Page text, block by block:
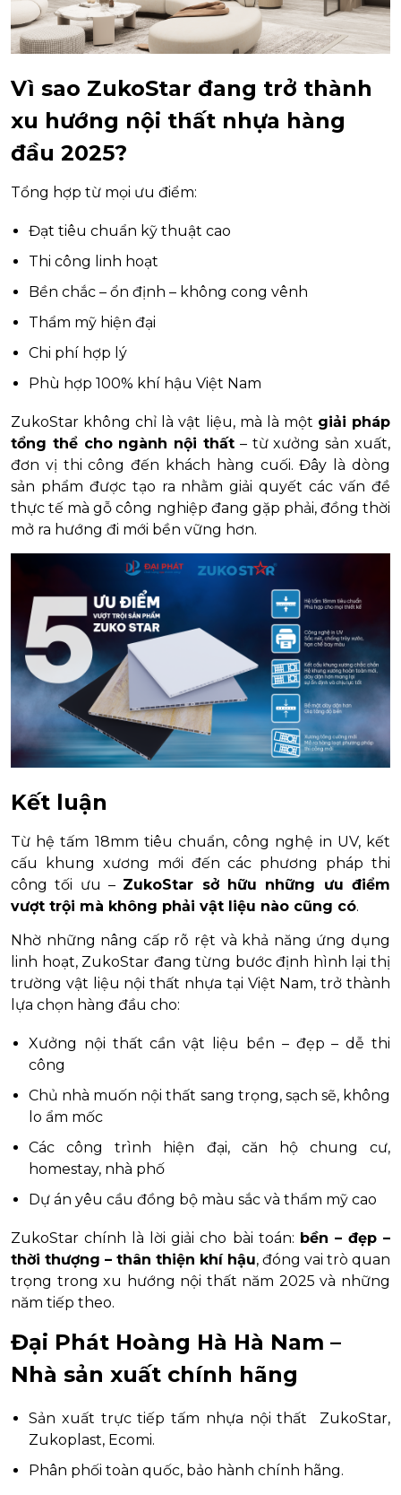
Vì sao ZukoStar đang trở thành
xu hướng nội thất nhựa hàng
đầu 2025?
Tổng hợp từ mọi ưu điểm:
Đạt tiêu chuẩn kỹ thuật cao
Thi công linh hoạt
Bền chắc – ổn định – không cong vênh
Thẩm mỹ hiện đại
Chi phí hợp lý
Phù hợp 100% khí hậu Việt Nam
ZukoStar không chỉ là vật liệu, mà là một giải pháp
tổng thể cho ngành nội thất – từ xưởng sản xuất,
đơn vị thi công đến khách hàng cuối. Đây là dòng
sản phẩm được tạo ra nhằm giải quyết các vấn đề
thực tế mà gỗ công nghiệp đang gặp phải, đồng thời
mở ra hướng đi mới bền vững hơn.
Kết luận
Từ hệ tấm 18mm tiêu chuẩn, công nghệ in UV, kết
cấu khung xương mới đến các phương pháp thi
công tối ưu – ZukoStar sở hữu những ưu điểm
vượt trội mà không phải vật liệu nào cũng có.
Nhờ những nâng cấp rõ rệt và khả năng ứng dụng
linh hoạt, ZukoStar đang từng bước định hình lại thị
trường vật liệu nội thất nhựa tại Việt Nam, trở thành
lựa chọn hàng đầu cho:
Xưởng nội thất cần vật liệu bền – đẹp – dễ thi
công
Chủ nhà muốn nội thất sang trọng, sạch sẽ, không
lo ẩm mốc
Các công trình hiện đại, căn hộ chung cư,
homestay, nhà phố
Dự án yêu cầu đồng bộ màu sắc và thẩm mỹ cao
ZukoStar chính là lời giải cho bài toán: bền – đẹp –
thời thượng – thân thiện khí hậu, đóng vai trò quan
trọng trong xu hướng nội thất năm 2025 và những
năm tiếp theo.
Đại Phát Hoàng Hà Hà Nam –
Nhà sản xuất chính hãng
Sản xuất trực tiếp tấm nhựa nội thất ZukoStar,
Zukoplast, Ecomi.
Phân phối toàn quốc, bảo hành chính hãng.